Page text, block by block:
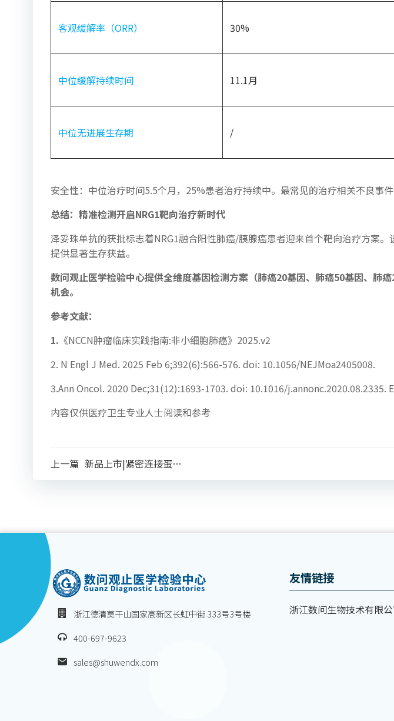
客观缓解率（ORR） 30%
中位缓解持续时间 11.1月
中位无进展生存期 /
安全性：中位治疗时间5.5个月，25%患者治疗持续中。最常见的治疗相关不良事
总结：精准检测开启NRG1靶向治疗新时代
泽妥珠单抗的获批标志着NRG1融合阳性肺癌/胰腺癌患者迎来首个靶向治疗方案
提供显著生存获益。
数问观止医学检验中心提供全维度基因检测方案（肺癌20基因、肺癌50基因、肺
机会。
参考文献：
1. 《NCCN肿瘤临床实践指南:非小细胞肺癌》2025.v2
2. N Engl J Med. 2025 Feb 6;392(6):566-576. doi: 10.1056/NEJMoa2405008.
3.Ann Oncol. 2020 Dec;31(12):1693-1703. doi: 10.1016/j.annonc.2020.08.2335.
内容仅供医疗卫生专业人士阅读和参考
Post
上一篇 新品上市|紧密连接蛋白-18.2（Claudin-18.2）抗体试剂
浙江德清莫干山国家高新区长虹中街 333号3号楼
400-697-9623
sales@shuwendx.com
友情链接
浙江数问生物技术有限